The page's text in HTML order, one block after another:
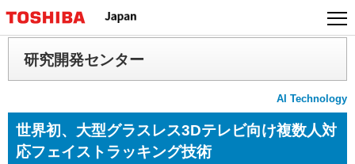
ジ
ャ
プ
研究開発センター
AI Technology
世界初、大型グラスレス3Dテレビ向け複数人対
応フェイストラッキング技術